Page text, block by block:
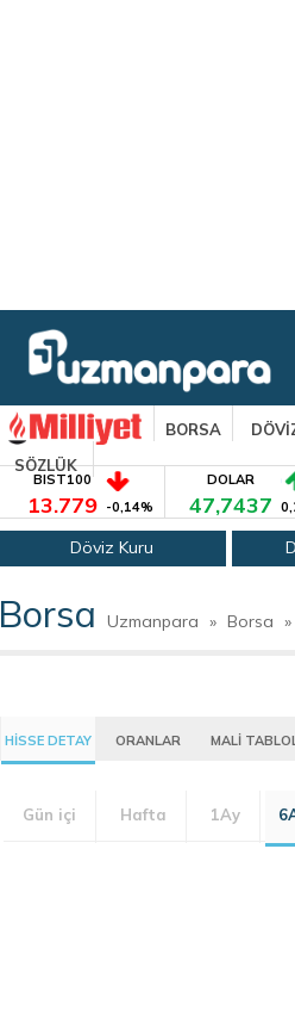
BORSA
SÖZLÜK
BIST100
13.779 -0,14%
DOLAR
47,7437
Döviz Kuru
Borsa Uzmanpara » Borsa »
HİSSE DETAY ORANLAR MALİ
Gün içi Hafta 1Ay